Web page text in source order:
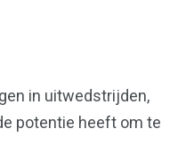
in uitwedstrijden,
potentie heeft om te